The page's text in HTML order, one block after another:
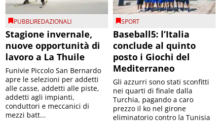
PUBBLIREDAZIONALI
Stagione invernale,
nuove opportunità di
lavoro a La Thuile
Funivie Piccolo San Bernardo
apre le selezioni per addetti
alle casse, addetti alle piste,
addetti agli impianti,
conduttori e meccanici di
mezzi batt...
SPORT
Baseball5: l’Italia
conclude al quinto
posto i Giochi del
Mediterraneo
Gli azzurri sono stati sconfitti
nei quarti di finale dalla
Turchia, pagando a caro
prezzo il ko nel girone
eliminatorio contro la Tunisia